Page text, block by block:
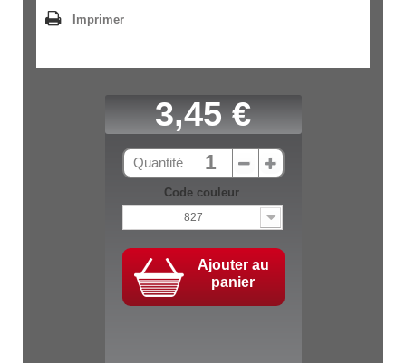
Imprimer
3,45 €
Quantité
Code couleur
827
Ajouter au
panier